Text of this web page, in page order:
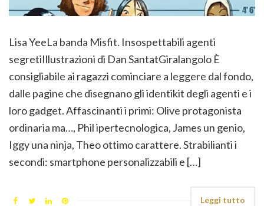
Lisa YeeLa banda Misfit. Insospettabili agenti
segretiIllustrazioni di Dan SantatGiralangolo È
consigliabile ai ragazzi cominciare a leggere dal fondo,
dalle pagine che disegnano gli identikit degli agenti e i
loro gadget. Affascinanti i primi: Olive protagonista
ordinaria ma…, Phil ipertecnologica, James un genio,
Iggy una ninja, Theo ottimo carattere. Strabilianti i
secondi: smartphone personalizzabili e […]
Leggi tutto